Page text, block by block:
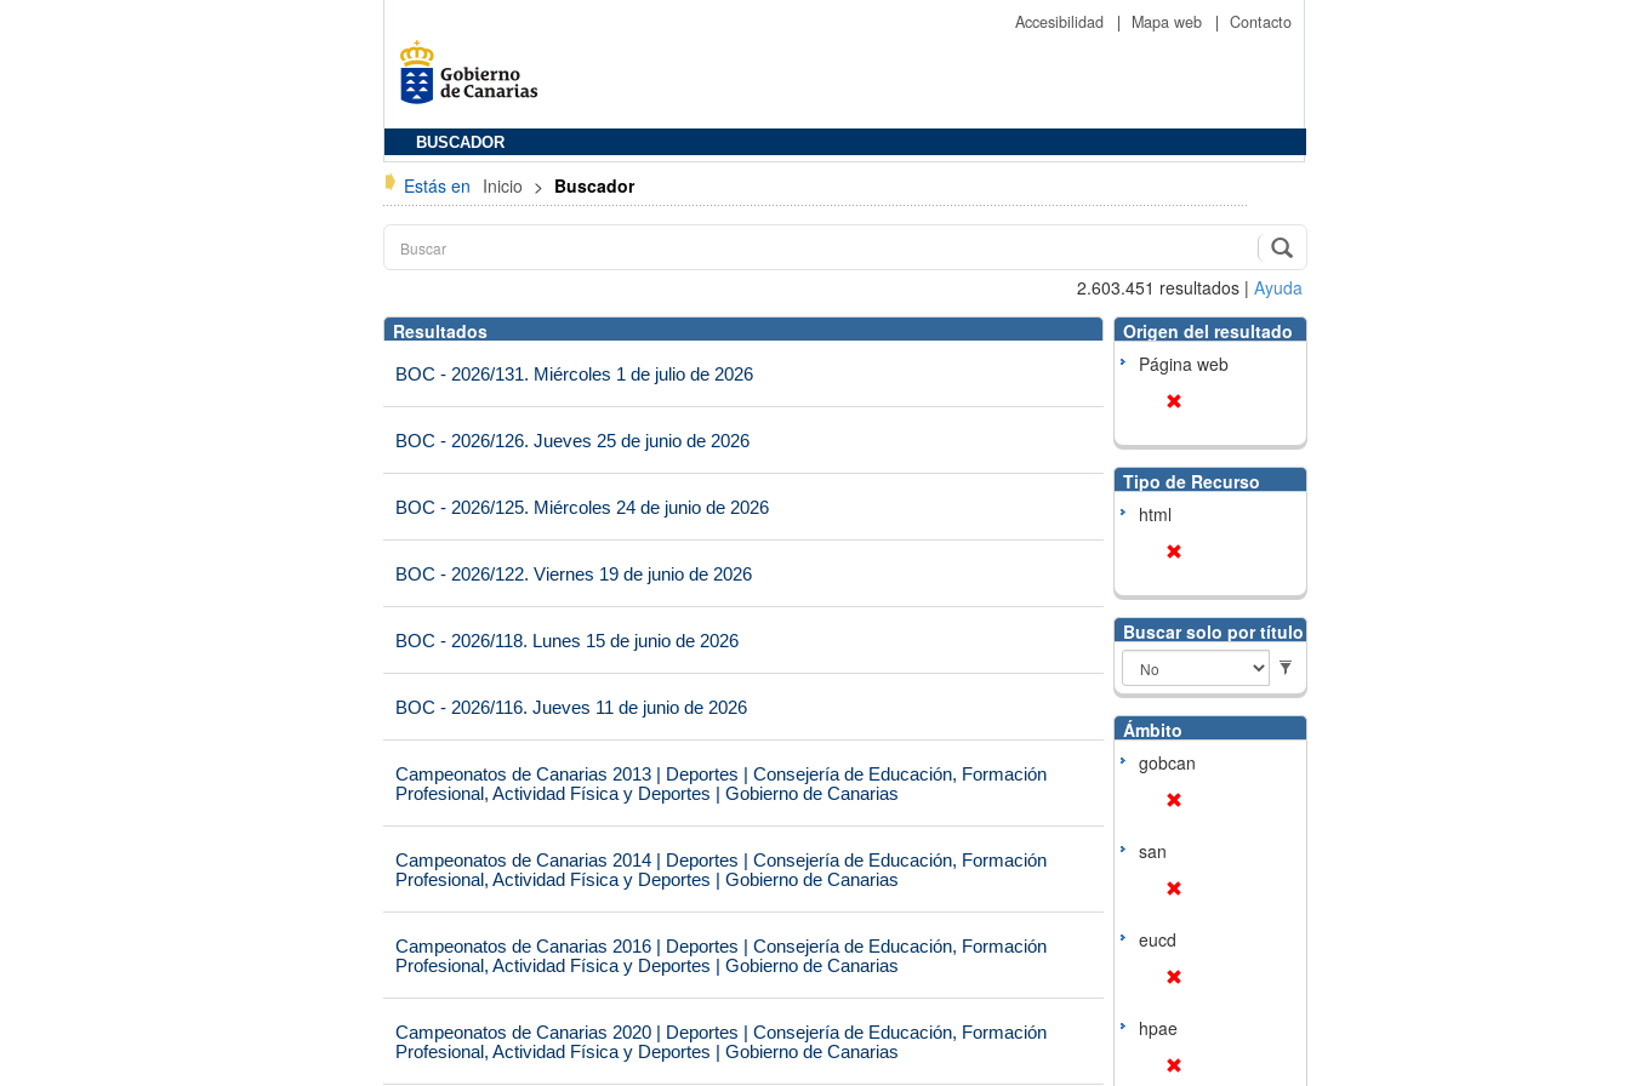
Accesibilidad | Mapa web | Contacto
BUSCADOR
Estás en Inicio > Buscador
2.603.451 resultados | Ayuda
Resultados
BOC - 2026/131. Miércoles 1 de julio de 2026
BOC - 2026/126. Jueves 25 de junio de 2026
BOC - 2026/125. Miércoles 24 de junio de 2026
BOC - 2026/122. Viernes 19 de junio de 2026
BOC - 2026/118. Lunes 15 de junio de 2026
BOC - 2026/116. Jueves 11 de junio de 2026
Campeonatos de Canarias 2013 | Deportes | Consejería de Educación, Formación
Profesional, Actividad Física y Deportes | Gobierno de Canarias
Campeonatos de Canarias 2014 | Deportes | Consejería de Educación, Formación
Profesional, Actividad Física y Deportes | Gobierno de Canarias
Campeonatos de Canarias 2016 | Deportes | Consejería de Educación, Formación
Profesional, Actividad Física y Deportes | Gobierno de Canarias
Campeonatos de Canarias 2020 | Deportes | Consejería de Educación, Formación
Profesional, Actividad Física y Deportes | Gobierno de Canarias
Origen del resultado
Página web
Tipo de Recurso
html
Buscar solo por título
Ámbito
gobcan
san
eucd
hpae